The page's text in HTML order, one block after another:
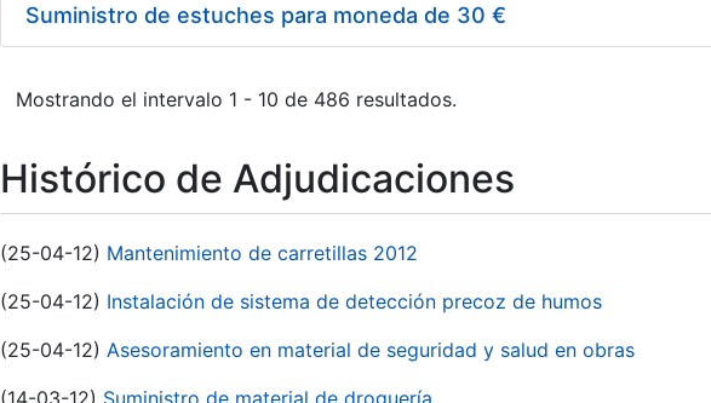
Suministro de estuches para moneda de 30 €
Mostrando el intervalo 1 - 10 de 486 resultados.
Histórico de Adjudicaciones
(25-04-12) Mantenimiento de carretillas 2012
(25-04-12) Instalación de sistema de detección precoz de humos
(25-04-12) Asesoramiento en material de seguridad y salud en obras
(14-03-12) Suministro de material de droguería